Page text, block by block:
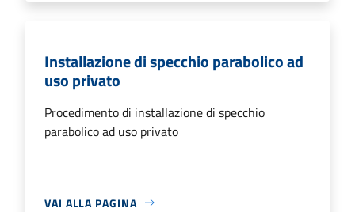
Installazione di specchio parabolico ad
uso privato
Procedimento di installazione di specchio
parabolico ad uso privato
VAI ALLA PAGINA